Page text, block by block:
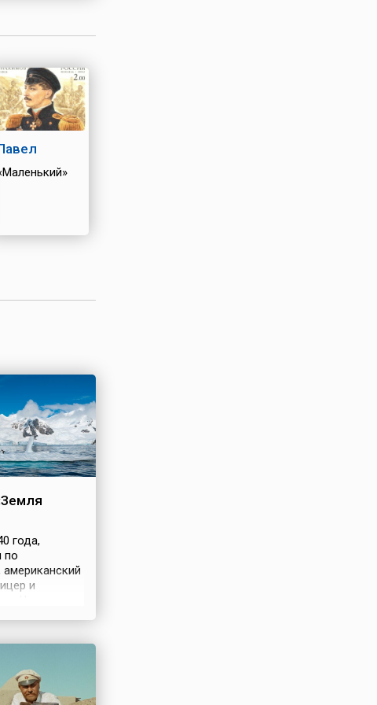
года,
по
американский
и
США.
в
–
Адели и